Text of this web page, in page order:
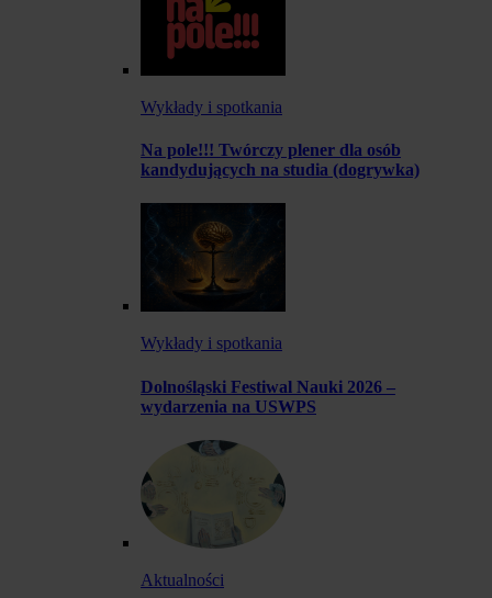
Wykłady i spotkania
Na pole!!! Twórczy plener dla osób
kandydujących na studia (dogrywka)
Wykłady i spotkania
Dolnośląski Festiwal Nauki 2026 –
wydarzenia na USWPS
Aktualności